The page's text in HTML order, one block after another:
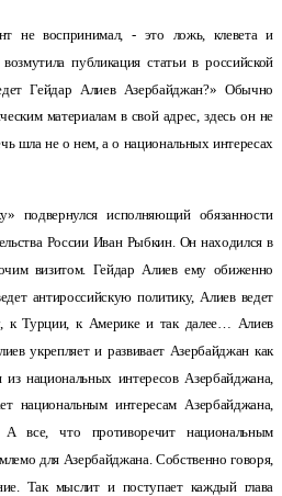
не воспринимал, - это ложь, клевета и
публикация статьи в российской
Гейдар Алиев Азербайджан?» Обычно
материалам в свой адрес, здесь он не
шла не о нем, а о национальных интересах
подвернулся исполняющий обязанности
России Иван Рыбкин. Он находился в
визитом. Гейдар Алиев ему обиженно
антироссийскую политику, Алиев ведет
к Турции, к Америке и так далее… Алиев
укрепляет и развивает Азербайджан как
из национальных интересов Азербайджана,
национальным интересам Азербайджана,
все, что противоречит национальным
для Азербайджана. Собственно говоря,
Так мыслит и поступает каждый глава